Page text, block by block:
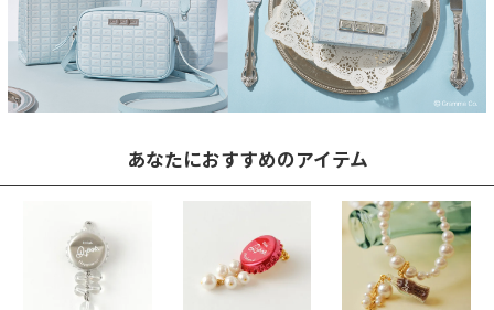
あなたにおすすめのアイテム